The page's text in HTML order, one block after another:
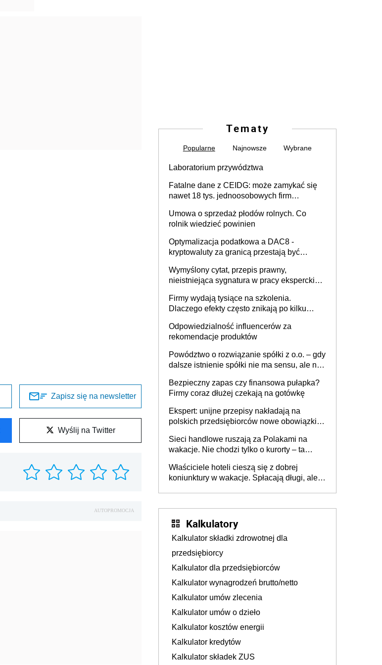
Zapisz się na newsletter
Wyślij na Twitter
AUTOPROMOCJA
Tematy
Popularne Najnowsze Wybrane
Laboratorium przywództwa
Fatalne dane z CEIDG: może zamykać się
nawet 18 tys. jednoosobowych firm
Umowa o sprzedaż płodów rolnych. Co
rolnik wiedzieć powinien
Optymalizacja podatkowa a DAC8 -
kryptowaluty za granicą przestają być
Wymyślony cytat, przepis prawny,
nieistniejąca sygnatura w pracy eksperckiej -
firmie
Firmy wydają tysiące na szkolenia.
Dlaczego efekty często znikają po kilku
Odpowiedzialność influencerów za
rekomendacje produktów
Powództwo o rozwiązanie spółki z o.o. – gdy
dalsze istnienie spółki nie ma sensu, ale nie
Bezpieczny zapas czy finansowa pułapka?
Firmy coraz dłużej czekają na gotówkę
Ekspert: unijne przepisy nakładają na
polskich przedsiębiorców nowe obowiązki w
Sieci handlowe ruszają za Polakami na
wakacje. Nie chodzi tylko o kurorty – ta
tam, gdzie wielu spędzi urlop po cichu
Właściciele hoteli cieszą się z dobrej
koniunktury w wakacje. Spłacają długi, ale
Kalkulatory
Kalkulator składki zdrowotnej dla
przedsiębiorcy
Kalkulator dla przedsiębiorców
Kalkulator wynagrodzeń brutto/netto
Kalkulator umów zlecenia
Kalkulator umów o dzieło
Kalkulator kosztów energii
Kalkulator kredytów
Kalkulator składek ZUS